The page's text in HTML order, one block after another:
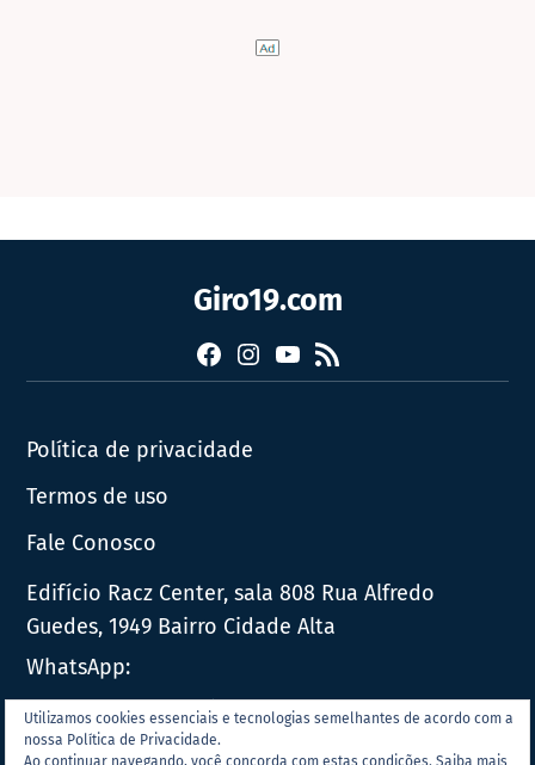
Giro19.com
FacebookInstagram
YouTube
RSS
Política de privacidade
Termos de uso
Fale Conosco
Edifício Racz Center, sala 808 Rua Alfredo
Guedes, 1949 Bairro Cidade Alta
WhatsApp:
E-mail:contato@giro19.com.br
Utilizamos cookies essenciais e tecnologias semelhantes de acordo com a
nossa Política de Privacidade.
Ao continuar navegando, você concorda com estas condições.Saiba mais